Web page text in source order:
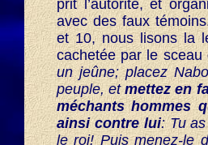
prit l’autorité, et
avec des faux
et 10, nous lisons la
cachetée par le
un jeûne; placez
peuple, etmettez en
méchants hommes
ainsi contre lui: Tu
le roi! Puis menez-le